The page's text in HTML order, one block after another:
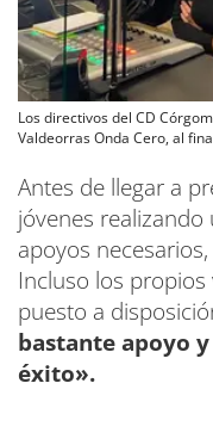
Los directivos del CD
Valdeorras Onda Cero, al
Antes de llegar a
jóvenes
apoyos
Incluso los
puesto a
bastante apoyo
éxito».